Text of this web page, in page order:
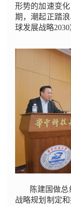
形势的加速变
期，潮起正踏
球发展战略
陈建国做
战略规划制定